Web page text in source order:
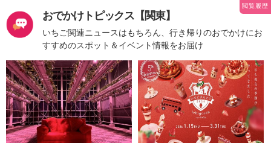
おでかけトピックス【関東】
いちご関連ニュースはもちろん、行き帰りのおでかけにお
すすめのスポット＆イベント情報をお届け
閲覧履歴